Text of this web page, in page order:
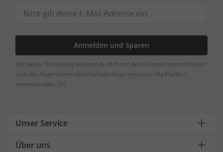
Anmelden und Sparen
Mit deiner Bestellung erklärst du dich mit den Datenschutzrichtlinien
und den Allgemeinen Geschäftsbedingungen von Ulla Popken
einverstanden. [+]
Unser Service
Über uns